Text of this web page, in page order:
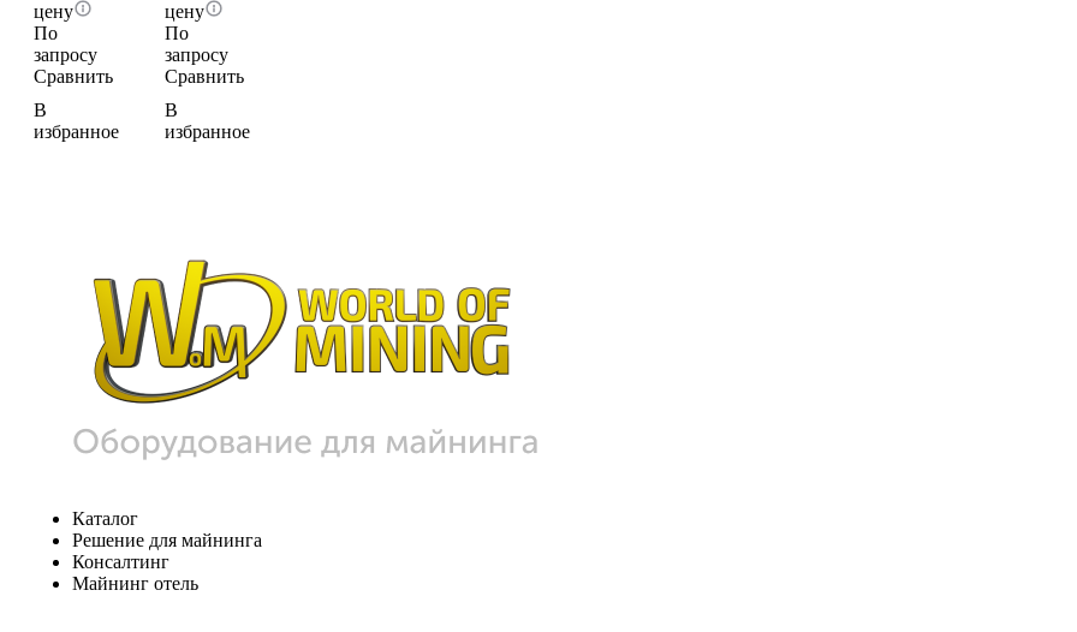
цену
По
запросу
Сравнить
В
избранное
цену
По
запросу
Сравнить
В
избранное
Каталог
Решение для майнинга
Консалтинг
Майнинг отель